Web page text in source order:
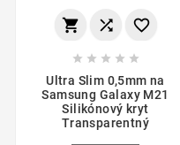
  
    
Ultra Slim 0,5mm na
Samsung Galaxy M21
Silikónový kryt
Transparentný